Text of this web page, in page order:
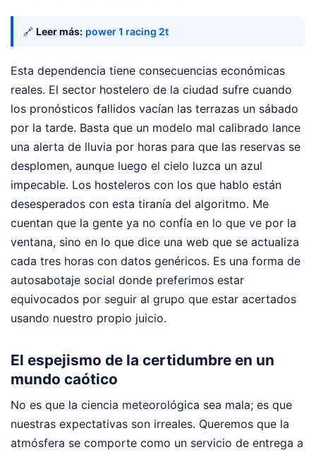
🔗 Leer más: power 1 racing 2t
Esta dependencia tiene consecuencias económicas
reales. El sector hostelero de la ciudad sufre cuando
los pronósticos fallidos vacían las terrazas un sábado
por la tarde. Basta que un modelo mal calibrado lance
una alerta de lluvia por horas para que las reservas se
desplomen, aunque luego el cielo luzca un azul
impecable. Los hosteleros con los que hablo están
desesperados con esta tiranía del algoritmo. Me
cuentan que la gente ya no confía en lo que ve por la
ventana, sino en lo que dice una web que se actualiza
cada tres horas con datos genéricos. Es una forma de
autosabotaje social donde preferimos estar
equivocados por seguir al grupo que estar acertados
usando nuestro propio juicio.
El espejismo de la certidumbre en un
mundo caótico
No es que la ciencia meteorológica sea mala; es que
nuestras expectativas son irreales. Queremos que la
atmósfera se comporte como un servicio de entrega a